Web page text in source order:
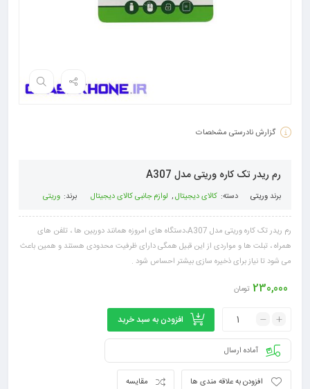
گزارش نادرستی مشخصات
رم ریدر تک کاره وریتی مدل A307
برند وریتی دسته: کالای دیجیتال, لوازم جانبی کالای دیجیتال برند: وریتی
رم ریدر تک کاره وریتی مدل A307،دستگاه های امروزه همانند دوربین ها ، تلفن های
همراه ، تبلت ها و مواردی از این قبیل همگی دارای ظرفیت محدودی هستند و همین باعث
می شود تا نیاز برای ذخیره سازی بیشتر احساس شود .
230,000 تومان
افزودن به سبد خرید
آماده ارسال
مقایسه
افزودن به علاقه مندی ها